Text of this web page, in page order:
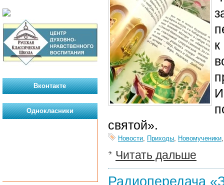
святой».
Новости, Приходы, Новомученики
Читать дальше
Радиопередача
Вконтакте
Однокласники